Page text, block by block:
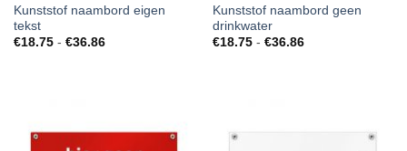
Kunststof naambord eigen
tekst
€18.75 - €36.86Prijsklasse:
Kunststof naambord geen
drinkwater
€18.75 - €36.86Prijsklasse: